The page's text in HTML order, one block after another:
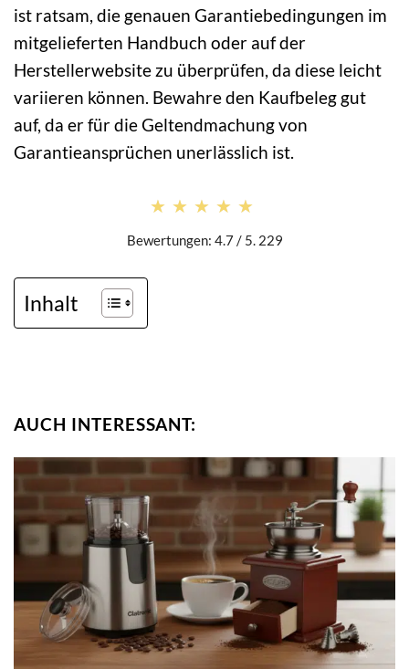
ist ratsam, die genauen Garantiebedingungen im
mitgelieferten Handbuch oder auf der
Herstellerwebsite zu überprüfen, da diese leicht
variieren können. Bewahre den Kaufbeleg gut
auf, da er für die Geltendmachung von
Garantieansprüchen unerlässlich ist.
★★★★★
★★★★★
Bewertungen: 4.7 / 5. 229
Inhalt
AUCH INTERESSANT: